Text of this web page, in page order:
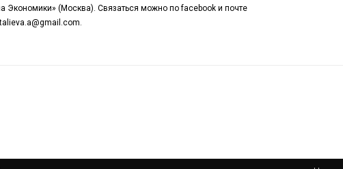
Экономики» (Москва). Связаться можно по facebook и почте